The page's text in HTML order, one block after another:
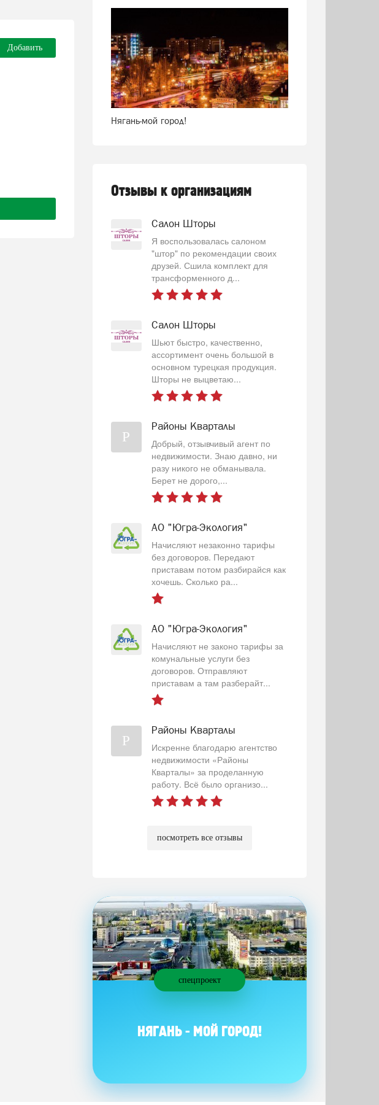
Добавить
Нягань-мой город!
Отзывы к организациям
Салон Шторы
Я воспользовалась салоном
"штор" по рекомендации своих
друзей. Сшила комплект для
трансформенного д...
Салон Шторы
Шьют быстро, качественно,
ассортимент очень большой в
основном турецкая продукция.
Шторы не выцветаю...
Р
Районы Кварталы
Добрый, отзывчивый агент по
недвижимости. Знаю давно, ни
разу никого не обманывала.
Берет не дорого,...
АО "Югра-Экология"
Начисляют незаконно тарифы
без договоров. Передают
приставам потом разбирайся как
хочешь. Сколько ра...
АО "Югра-Экология"
Начисляют не законо тарифы за
комунальные услуги без
договоров. Отправляют
приставам а там разберайт...
Р
Районы Кварталы
Искренне благодарю агентство
недвижимости «Районы
Кварталы» за проделанную
работу. Всё было организо...
посмотреть все отзывы
спецпроект
НЯГАНЬ - МОЙ ГОРОД!